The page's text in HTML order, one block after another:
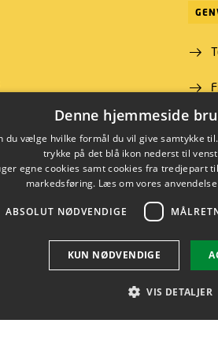
46
LINKEDIN
Brug af personoplysninger Cookieoversigt
Denne hjemmeside
du vælge hvilke formål du vil give samtykke
trykke på det blå ikon nederst til
egne cookies samt cookies fra tredjepart
markedsføring. Læs om vores
ABSOLUT NØDVENDIGE
KUN NØDVENDIGE
VIS DETALJER